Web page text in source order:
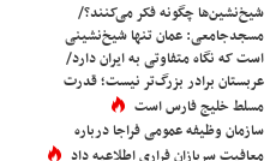
شیخ‌نشین‌ها چگونه فکر می‌کنند؟/
مسجدجامعی: عمان تنها شیخ‌نشینی
است که نگاه متفاوتی به ایران دارد/
عربستان برادر بزرگ‌تر نیست؛ قدرت
مسلط خلیج فارس است
سازمان وظیفه عمومی فراجا درباره
معافیت سربازان فراری اطلاعیه داد